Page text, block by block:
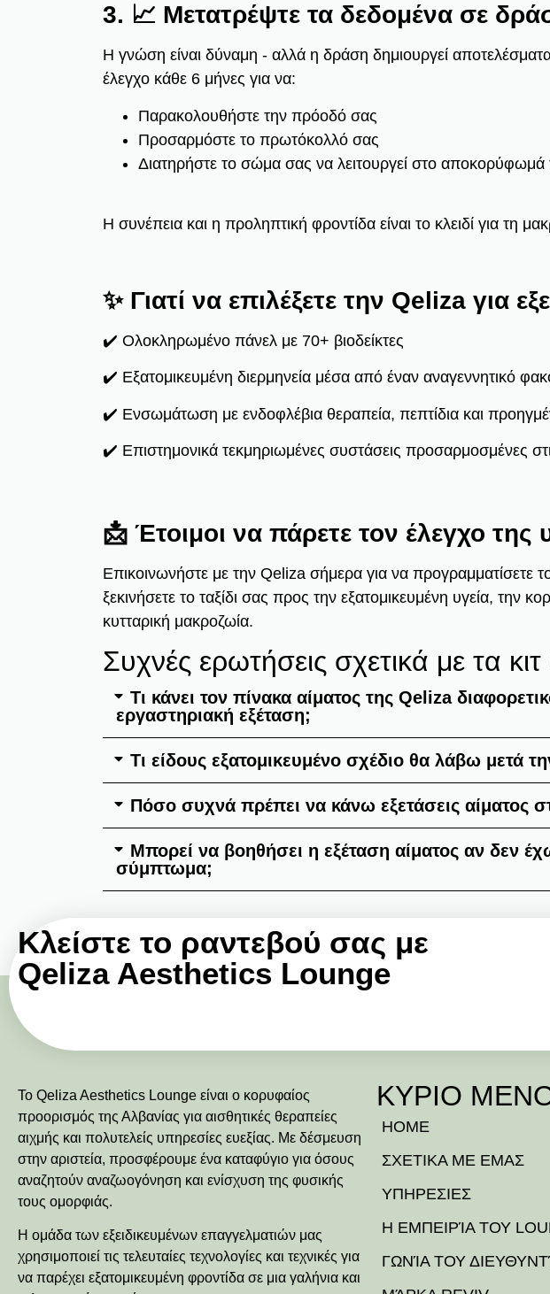
3. 📈 Μετατρέψτε τα δεδομένα σε
Η γνώση είναι δύναμη - αλλά η δράση δημιουργεί
έλεγχο κάθε 6 μήνες για να:
Παρακολουθήστε την πρόοδό σας
Προσαρμόστε το πρωτόκολλό σας
Διατηρήστε το σώμα σας να λειτουργεί στο αποκορύφωμά
Η συνέπεια και η προληπτική φροντίδα είναι το κλειδί για τη
✨ Γιατί να επιλέξετε την Qeliza για
✔️ Ολοκληρωμένο πάνελ με 70+ βιοδείκτες
✔️ Εξατομικευμένη διερμηνεία μέσα από έναν αναγεννητικό
✔️ Ενσωμάτωση με ενδοφλέβια θεραπεία, πεπτίδια και
✔️ Επιστημονικά τεκμηριωμένες συστάσεις προσαρμοσμένες
📩 Έτοιμοι να πάρετε τον έλεγχο της
Επικοινωνήστε με την Qeliza σήμερα για να προγραμματίσετε
ξεκινήσετε το ταξίδι σας προς την εξατομικευμένη υγεία, την
κυτταρική μακροζωία.
Συχνές ερωτήσεις σχετικά με τα
Τι κάνει τον πίνακα αίματος της Qeliza
εργαστηριακή εξέταση;
Τι είδους εξατομικευμένο σχέδιο θα λάβω μετά
Πόσο συχνά πρέπει να κάνω εξετάσεις αίματος
Μπορεί να βοηθήσει η εξέταση αίματος αν δεν
σύμπτωμα;
Κλείστε το ραντεβού σας με
Qeliza Aesthetics Lounge
Το Qeliza Aesthetics Lounge είναι ο κορυφαίος
προορισμός της Αλβανίας για αισθητικές θεραπείες
αιχμής και πολυτελείς υπηρεσίες ευεξίας. Με δέσμευση
στην αριστεία, προσφέρουμε ένα καταφύγιο για όσους
αναζητούν αναζωογόνηση και ενίσχυση της φυσικής
τους ομορφιάς.
Η ομάδα των εξειδικευμένων επαγγελματιών μας
χρησιμοποιεί τις τελευταίες τεχνολογίες και τεχνικές για
να παρέχει εξατομικευμένη φροντίδα σε μια γαλήνια και
ΚΥΡΙΟ
HOME
ΣΧΕΤΙΚΑ ΜΕ ΕΜΑΣ
ΥΠΗΡΕΣΙΕΣ
Η ΕΜΠΕΙΡΊΑ ΤΟΥ
ΓΩΝΊΑ ΤΟΥ